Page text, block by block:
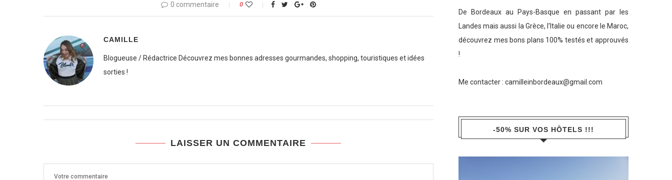
0 commentaire 0
CAMILLE
Blogueuse / Rédactrice Découvrez mes bonnes adresses gourmandes, shopping, touristiques et idées
sorties !
LAISSER UN COMMENTAIRE
De Bordeaux au Pays-Basque en passant par les
Landes mais aussi la Grèce, l'Italie ou encore le Maroc,
découvrez mes bons plans 100% testés et approuvés
!
Me contacter : camilleinbordeaux@gmail.com
-50% SUR VOS HÔTELS !!!